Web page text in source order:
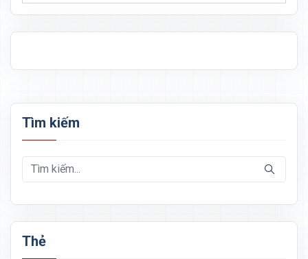
Tìm kiếm
Thẻ